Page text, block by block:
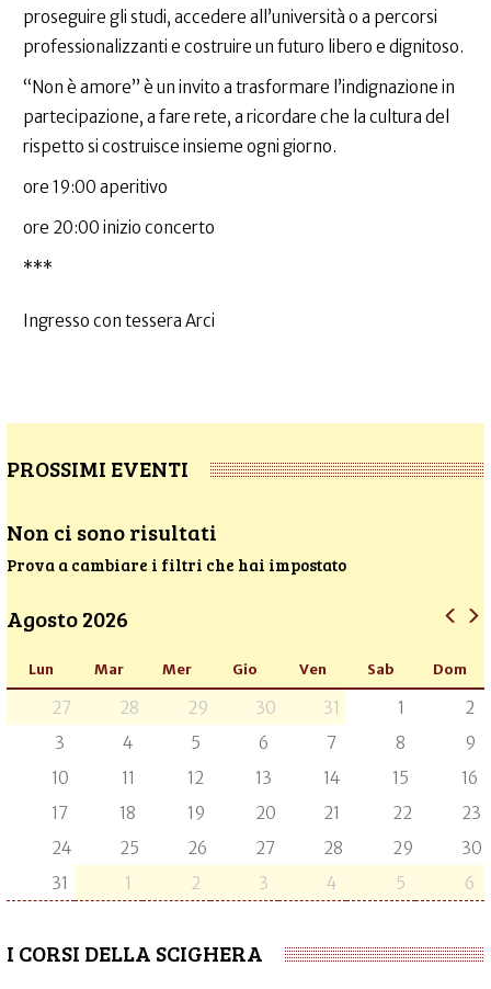
proseguire gli studi, accedere all’università o a percorsi
professionalizzanti e costruire un futuro libero e dignitoso.
“Non è amore” è un invito a trasformare l’indignazione in
partecipazione, a fare rete, a ricordare che la cultura del
rispetto si costruisce insieme ogni giorno.
ore 19:00 aperitivo
ore 20:00 inizio concerto
***
Ingresso con tessera Arci
PROSSIMI EVENTI
Non ci sono risultati
Prova a cambiare i filtri che hai impostato
Agosto 2026
Lun Mar Mer Gio Ven Sab Dom
27 28 29 30 31 1
2
3
4 5 6 7 8
9
10
11 12 13 14 15
16
17
18 19 20 21 22
23
24
25 26 27 28 29
30
31
1 2 3 4 5 6
I CORSI DELLA SCIGHERA